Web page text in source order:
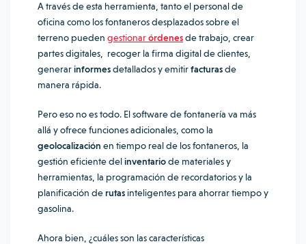
A través de esta herramienta, tanto el personal de
oficina como los fontaneros desplazados sobre el
terreno pueden gestionarórdenesde trabajo, crear
partes digitales, recoger la firma digital de clientes,
generarinformesdetallados y emitirfacturasde
manera rápida.
Pero eso no es todo. El software de fontanería va más
allá y ofrece funciones adicionales, como la
geolocalización en tiempo real de los fontaneros, la
gestión eficiente delinventariode materiales y
herramientas, la programación de recordatorios y la
planificación derutas inteligentes para ahorrar tiempo y
gasolina.
Ahora bien, ¿cuáles son las características